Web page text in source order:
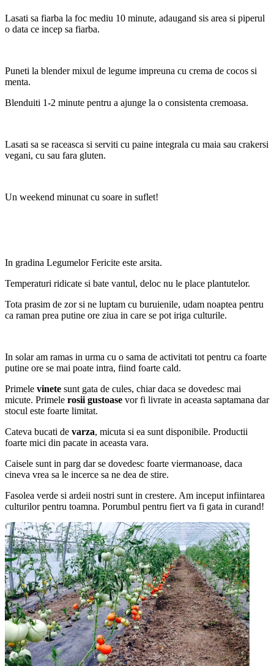
Lasati sa fiarba la foc mediu 10 minute, adaugand sis area si piperul
o data ce incep sa fiarba.
Puneti la blender mixul de legume impreuna cu crema de cocos si
menta.
Blenduiti 1-2 minute pentru a ajunge la o consistenta cremoasa.
Lasati sa se raceasca si serviti cu paine integrala cu maia sau crakersi
vegani, cu sau fara gluten.
Un weekend minunat cu soare in suflet!
In gradina Legumelor Fericite este arsita.
Temperaturi ridicate si bate vantul, deloc nu le place plantutelor.
Tota prasim de zor si ne luptam cu buruienile, udam noaptea pentru
ca raman prea putine ore ziua in care se pot iriga culturile.
In solar am ramas in urma cu o sama de activitati tot pentru ca foarte
putine ore se mai poate intra, fiind foarte cald.
Primele vinete sunt gata de cules, chiar daca se dovedesc mai
micute. Primele rosii gustoase vor fi livrate in aceasta saptamana dar
stocul este foarte limitat.
Cateva bucati de varza, micuta si ea sunt disponibile. Productii
foarte mici din pacate in aceasta vara.
Caisele sunt in parg dar se dovedesc foarte viermanoase, daca
cineva vrea sa le incerce sa ne dea de stire.
Fasolea verde si ardeii nostri sunt in crestere. Am inceput infiintarea
culturilor pentru toamna. Porumbul pentru fiert va fi gata in curand!